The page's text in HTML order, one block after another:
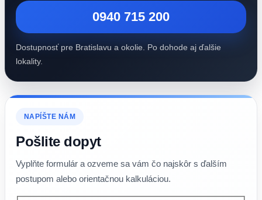
0940 715 200
Dostupnosť pre Bratislavu a okolie. Po dohode aj ďalšie
lokality.
NAPÍŠTE NÁM
Pošlite dopyt
Vyplňte formulár a ozveme sa vám čo najskôr s ďalším
postupom alebo orientačnou kalkuláciou.